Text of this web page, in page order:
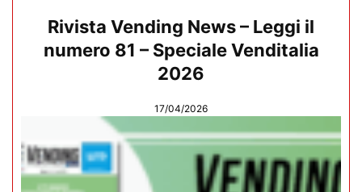
Rivista Vending News – Leggi il
numero 81 – Speciale Venditalia
2026
17/04/2026